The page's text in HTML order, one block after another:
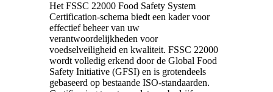
Het FSSC 22000 Food Safety System
Certification-schema biedt een kader voor
effectief beheer van uw
verantwoordelijkheden voor
voedselveiligheid en kwaliteit. FSSC 22000
wordt volledig erkend door de Global Food
Safety Initiative (GFSI) en is grotendeels
gebaseerd op bestaande ISO-standaarden.